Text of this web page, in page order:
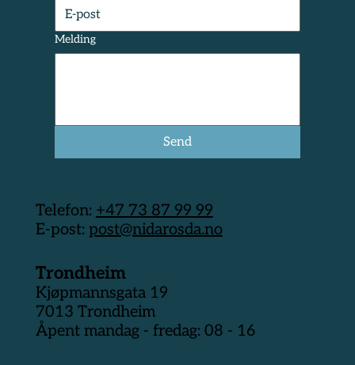
Trondheim
Kjøpmannsgata 19
7013 Trondheim
Åpent mandag - fredag: 08 - 16
Telefon: +47 73 87 99 99
E-post: post@nidarosda.no
Melding
Send